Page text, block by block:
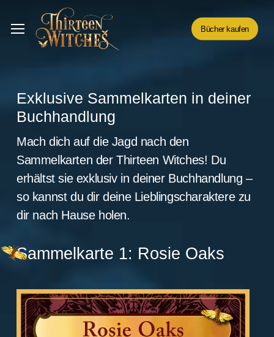
Menu Bücher kaufen
Exklusive Sammelkarten in deiner
Buchhandlung
Mach dich auf die Jagd nach den
Sammelkarten der Thirteen Witches! Du
erhältst sie exklusiv in deiner Buchhandlung –
so kannst du dir deine Lieblingscharaktere zu
dir nach Hause holen.
Sammelkarte 1: Rosie Oaks